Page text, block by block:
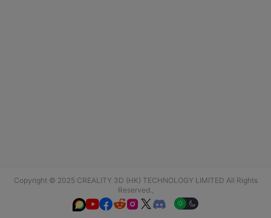
Copyright © 2025 CREALITY 3D (HK) TECHNOLOGY LIMITED All Rights
Reserved.,
  